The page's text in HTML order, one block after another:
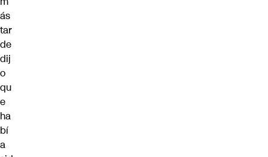
ás
tar
de
dij
o
qu
e
ha
bí
a